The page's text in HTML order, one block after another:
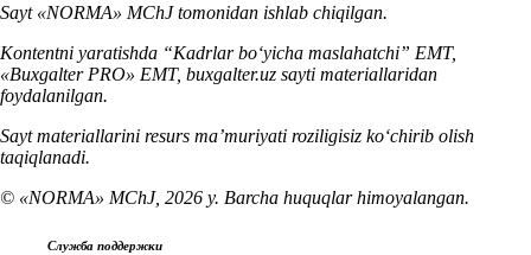
Sayt «NORMA» MChJ tomonidan ishlab chiqilgan.
Kontentni yaratishda “Kadrlar boʻyicha maslahatchi” EMT,
«Buxgalter PRO» EMT, buxgalter.uz sayti materiallaridan
foydalanilgan.
Sayt materiallarini resurs ma’muriyati roziligisiz koʻchirib olish
taqiqlanadi.
© «NORMA» MChJ, 2026 y. Barcha huquqlar himoyalangan.
Служба поддержки